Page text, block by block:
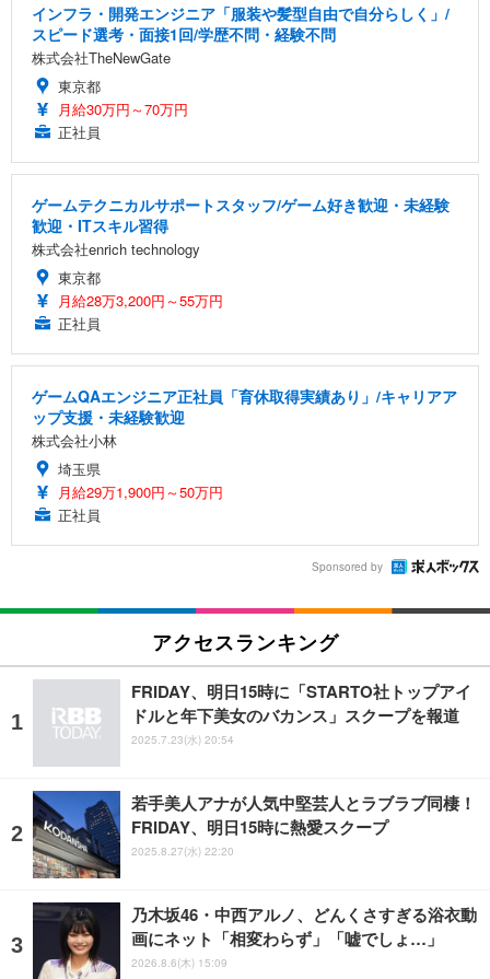
インフラ・開発エンジニア「服装や髪型自由で自分らしく」/
スピード選考・面接1回/学歴不問・経験不問
株式会社TheNewGate
東京都
月給30万円～70万円
正社員
ゲームテクニカルサポートスタッフ/ゲーム好き歓迎・未経験
歓迎・ITスキル習得
株式会社enrich technology
東京都
月給28万3,200円～55万円
正社員
ゲームQAエンジニア正社員「育休取得実績あり」/キャリアア
ップ支援・未経験歓迎
株式会社小林
埼玉県
月給29万1,900円～50万円
正社員
Sponsored by
アクセスランキング
FRIDAY、明日15時に「STARTO社トップアイ
ドルと年下美女のバカンス」スクープを報道
2025.7.23(水) 20:54
若手美人アナが人気中堅芸人とラブラブ同棲！
FRIDAY、明日15時に熱愛スクープ
2025.8.27(水) 22:20
乃木坂46・中西アルノ、どんくさすぎる浴衣動
画にネット「相変わらず」「嘘でしょ…」
2026.8.6(木) 15:09